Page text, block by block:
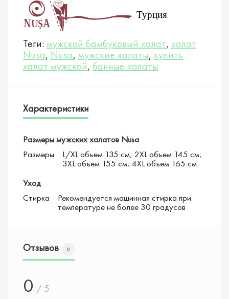
Турция
Теги: мужской бамбуковый халат, халат
Nusa, Nusa, мужские халаты, купить
халат мужской, банные халаты
Характеристики
Размеры мужских халатов Nusa
Размеры
L/XL объем 135 см; 2XL объем 145 см;
3XL объем 155 см; 4XL объем 165 см
Уход
Стирка
Рекомендуется машинная стирка при
температуре не более 30 градусов
Отзывов 0
0 / 5